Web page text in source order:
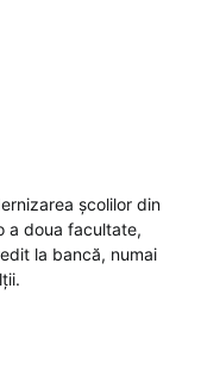
școlilor din
a doua facultate,
la bancă, numai